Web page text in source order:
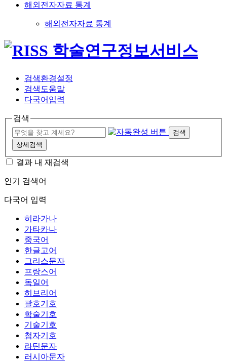
해외전자자료 통계
해외전자자료 통계
검색환경설정
검색도움말
다국어입력
검색
검색
상세검색
결과 내 재검색
인기 검색어
다국어 입력
히라가나
가타카나
중국어
한글고어
그리스문자
프랑스어
독일어
히브리어
괄호기호
학술기호
기술기호
첨자기호
라틴문자
러시아문자